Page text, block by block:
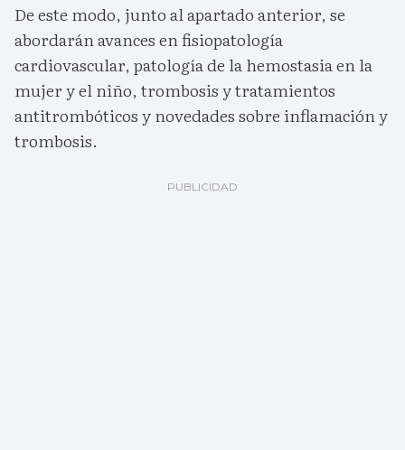
De este modo, junto al apartado anterior, se
abordarán avances en fisiopatología
cardiovascular, patología de la hemostasia en la
mujer y el niño, trombosis y tratamientos
antitrombóticos y novedades sobre inflamación y
trombosis.